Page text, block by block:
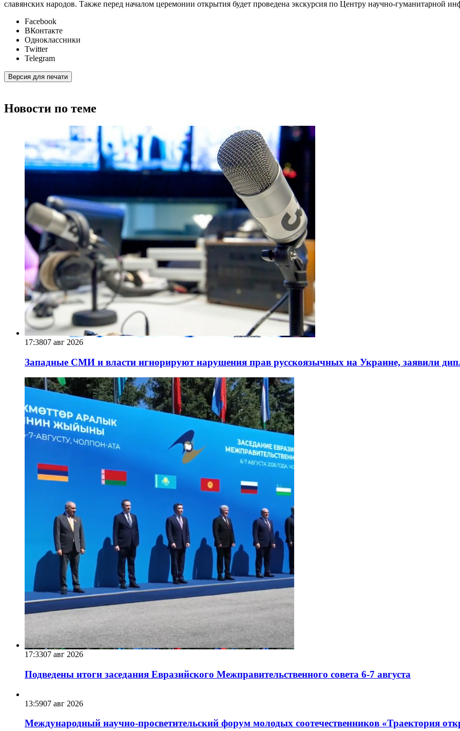
славянских народов. Также перед началом церемонии открытия будет проведена экскурсия по Центру научно-гуманитарной
Facebook
ВКонтакте
Одноклассники
Twitter
Telegram
Версия для печати
Новости по теме
17:3807 авг 2026
Западные СМИ и власти игнорируют нарушения прав русскоязычных на Украине, заявили
17:3307 авг 2026
Подведены итоги заседания Евразийского Межправительственного совета 6-7 августа
13:5907 авг 2026
Международный научно-просветительский форум молодых соотечественников «Траектория